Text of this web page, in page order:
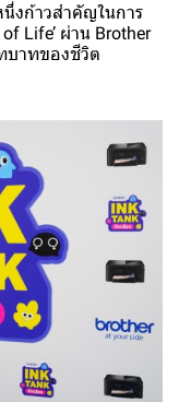
นึ่งก้าวสำคัญในการ
Life’ ผ่าน Brother
บาทของชีวิต